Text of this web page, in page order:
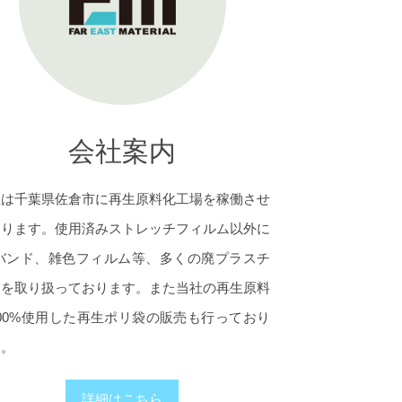
会社案内
千葉県佐倉市に再生原料化工場を稼働させ
ます。使用済みストレッチフィルム以外に
ンド、雑色フィルム等、多くの廃プラスチ
取り扱っております。また当社の再生原料
使用した再生ポリ袋の販売も行っており
詳細はこちら